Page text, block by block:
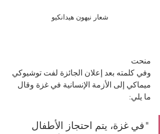
شعار نيهون هيدانكيو
منحت
وفي كلمته بعد إعلان الجائزة لفت توشيوكي
ميماكي إلى الأزمة الإنسانية في غزة وقال
ما يلي:
"في غزة، يتم احتجاز الأطفال